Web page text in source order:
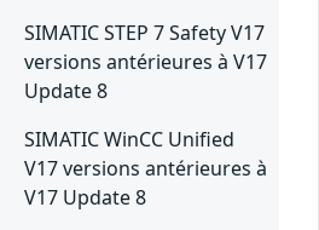
SIMATIC STEP 7 Safety V17
versions antérieures à V17
Update 8
SIMATIC WinCC Unified
V17 versions antérieures à
V17 Update 8